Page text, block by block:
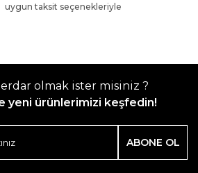
uygun taksit seçenekleriyle
olmak ister misiniz ?
yeni ürünlerimizi keşfedin!
ABONE OL